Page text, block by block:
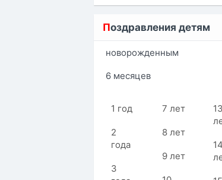
Поздравления детям
новорожденным
6 месяцев
1 год
2
года
3
7 лет
8 лет
9 лет
13
14